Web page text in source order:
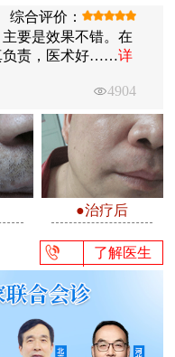
综合评价：
要是效果不错。在
负责，医术好……详
4904
●治疗后
了解医生